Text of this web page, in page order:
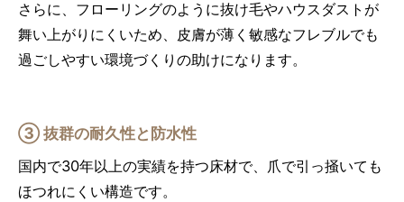
さらに、フローリングのように抜け毛やハウスダストが
舞い上がりにくいため、皮膚が薄く敏感なフレブルでも
過ごしやすい環境づくりの助けになります。
③ 抜群の耐久性と防水性
国内で30年以上の実績を持つ床材で、爪で引っ掻いても
ほつれにくい構造です。